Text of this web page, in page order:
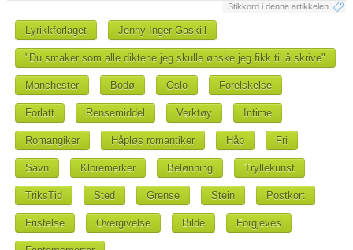
Stikkord i denne artikkelen
Lyrikkforlaget Jenny Inger Gaskill
"Du smaker som alle diktene jeg skulle ønske jeg fikk til å skrive"
Manchester Bodø Oslo Forelskelse
Forlatt Rensemiddel Verktøy Intime
Romangiker Håpløs romantiker Håp Fri
Savn Kloremerker Belønning Tryllekunst
TriksTid Sted Grense Stein Postkort
Fristelse Overgivelse Bilde Forgjeves